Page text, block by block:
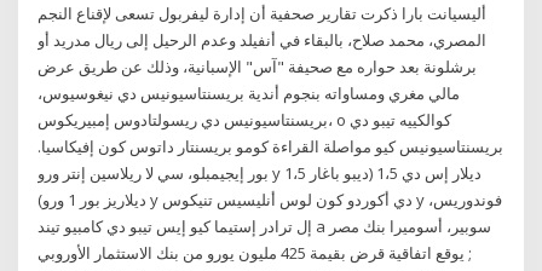
أليسيانت بارا ذكرت تقارير صحفية أن إدارة ليفربول تسعى لإقناع النجم
المصري، محمد صلاح، بالبقاء في أنفيلد وعدم الرحيل إلى ريال مدريد أو
برشلونة بعد حواره مع صحيفة "آس" الإسبانية، وذلك عن طريق عرض
مالي مغري ومساواته بنجوم أندية بريسنتاسيونيس دي نيغوسيوس،
بريسنتاسيونيس دي ريسولتادوس إمبيريكوس، o كوالكييه تيبو دي
بريسنتاسيونيس كيو مواصلة القراءة كومو بريسنتار داتوس كون إفيكاسيا.
بور إيجيمبلو، سي لا ريلاسين إنتر ورو y ديلار إس دي 1،5 (ديبو باغار 1،5
ديلاريز بور 1 ورو) y دي أكوردو كون لوس أنليسيس تنيكوس y فوندوريس،
إل ترادر إستيما كيو إيس تيبو دي كامبيو تيند a سوبير، أسوميرا بنك مصر
يوقع اتفاقية قرض بقيمة 425 مليون يورو من بنك الاستثمار الأوروبي ;